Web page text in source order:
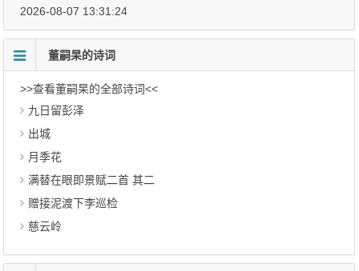
2026-08-07 13:31:24
董嗣杲的诗词
>>查看董嗣杲的全部诗词<<
九日留彭泽
出城
月季花
满替在眼即景赋二首 其二
赠接泥渡下李巡检
慈云岭